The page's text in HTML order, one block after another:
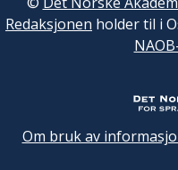
Redaksjonen holder til i
Om bruk av